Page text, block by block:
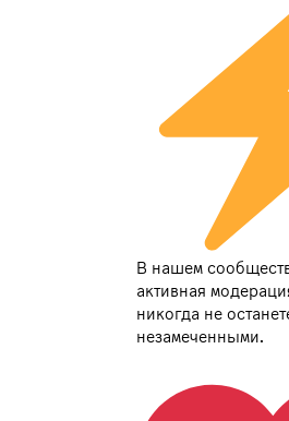
В нашем
активная
никогда не
незамеченными.